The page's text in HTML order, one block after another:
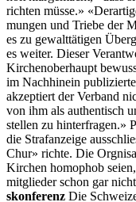
richt­en müsse.»
mungen und Triebe der
es zu gewalt­täti­gen
es weit­er. Dieser
Kirchenober­haupt
im Nach­hinein
akzep­tiert der Ver­band
von ihm als authen­tisch
stellen zu hin­ter­fra­gen.»
die Strafanzeige
Chur» richte. Die
Kirchen homo­phob
mit­glieder schon gar
skon­ferenz Die